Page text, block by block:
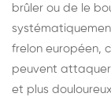
brûler ou de le
frelon européen,
peuvent
et plus